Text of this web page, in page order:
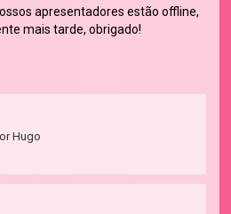
apresentadores estão offline,
mais tarde, obrigado!
Hugo